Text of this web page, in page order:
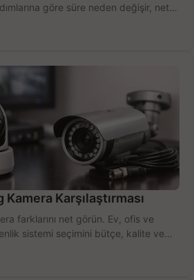
göre süre neden değişir, net
Karşılaştırması
farklarını net görün. Ev, ofis ve
sistemi seçimini bütçe, kalite ve